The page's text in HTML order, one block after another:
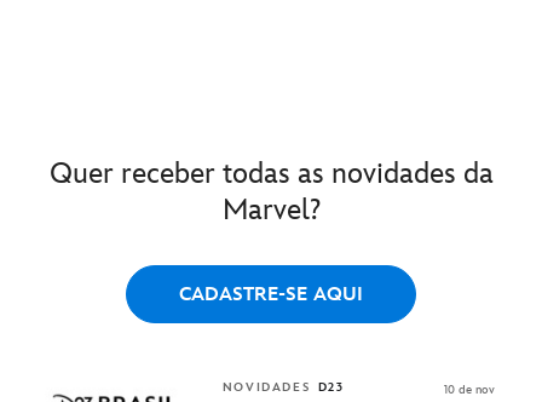
Quer receber todas as novidades da
Marvel?
CADASTRE-SE AQUI
NOVIDADES D23 10 de nov